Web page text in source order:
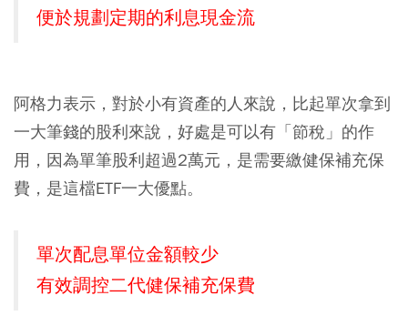
便於規劃定期的利息現金流
阿格力表示，對於小有資產的人來說，比起單次拿到
一大筆錢的股利來說，好處是可以有「節稅」的作
用，因為單筆股利超過2萬元，是需要繳健保補充保
費，是這檔ETF一大優點。
單次配息單位金額較少
有效調控二代健保補充保費